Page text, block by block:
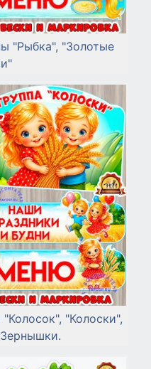
"Рыбка", "Золотые
"Колоски",